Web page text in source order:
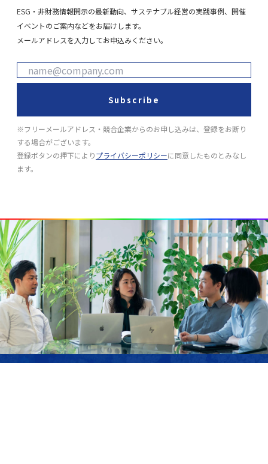
ESG・非財務情報開示の最新動向、サステナブル経営の実践事例、開催
イベントのご案内などをお届けします。
メールアドレスを入力してお申込みください。
Subscribe
※フリーメールアドレス・競合企業からのお申し込みは、登録をお断り
する場合がございます。
登録ボタンの押下によりプライバシーポリシーに同意したものとみなし
ます。